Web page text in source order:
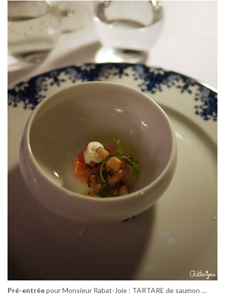
Pré-entréepour Monsieur Rabat-Joie : TARTARE de saumon …